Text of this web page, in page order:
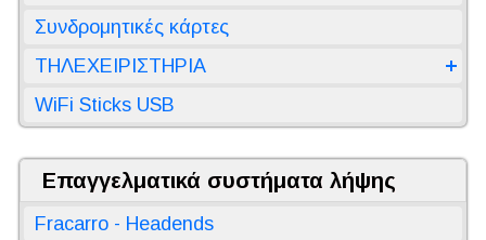
Συνδρομητικές κάρτες
ΤΗΛΕΧΕΙΡΙΣΤΗΡΙΑ
WiFi Sticks USB
Επαγγελματικά συστήματα λήψης
Fracarro - Headends